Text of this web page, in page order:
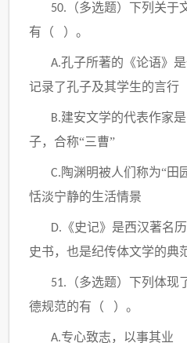
50. （多选题） 下列关于
有（
）。
A.孔子所著的《论语》
记录了孔子及其学生的言行
B.建安文学的代表作家
子，合称“三曹”
C.陶渊明被人们称为“田
恬淡宁静的生活情景
D. 《史记》是西汉著名
史书，也是纪传体文学的典
51. （多选题） 下列体现
德规范的有（ ）。
A.专心致志，以事其业